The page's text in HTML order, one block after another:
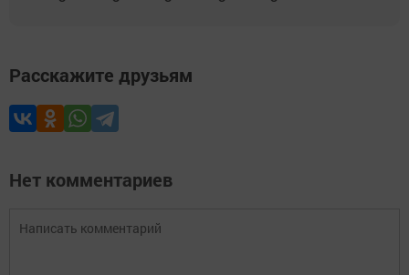
Расскажите друзьям
Нет комментариев